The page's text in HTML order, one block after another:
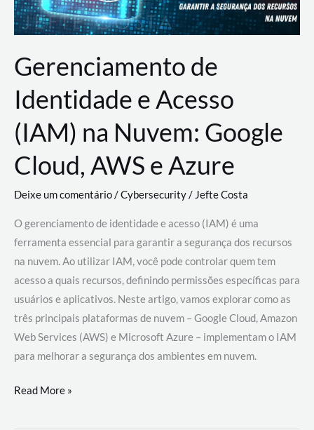
Gerenciamento de
Identidade e Acesso
(IAM) na Nuvem: Google
Cloud, AWS e Azure
Deixe um comentário/Cybersecurity/ Jefte Costa
O gerenciamento de identidade e acesso (IAM) é uma
ferramenta essencial para garantir a segurança dos recursos
na nuvem. Ao utilizar IAM, você pode controlar quem tem
acesso a quais recursos, definindo permissões específicas para
usuários e aplicativos. Neste artigo, vamos explorar como as
três principais plataformas de nuvem – Google Cloud, Amazon
Web Services (AWS) e Microsoft Azure – implementam o IAM
para melhorar a segurança dos ambientes em nuvem.
Gerenciamento
Read More »